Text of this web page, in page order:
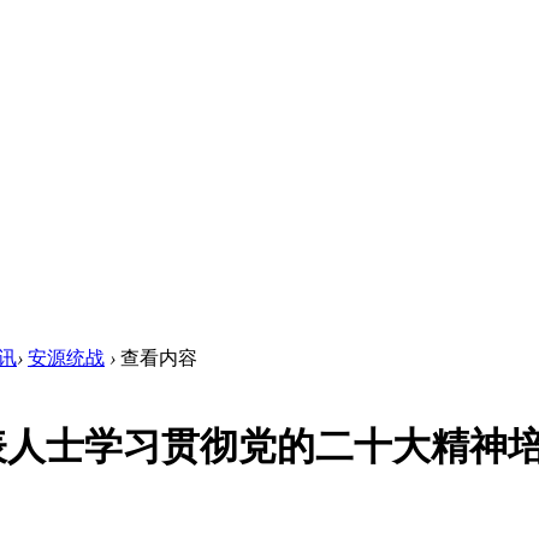
› 安源统战 › 查看内容
士学习贯彻党的二十大精神